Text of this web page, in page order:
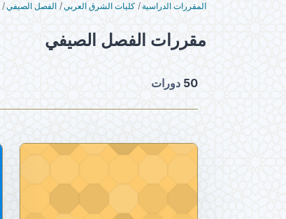
المقررات الدراسية كليات الشرق العربي الفصل الصيفي
مقررات الفصل الصيفي
50 دورات